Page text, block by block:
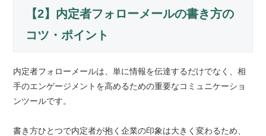
【2】内定者フォローメールの書き方の
コツ・ポイント
内定者フォローメールは、単に情報を伝達するだけでなく、相
手のエンゲージメントを高めるための重要なコミュニケーショ
ンツールです。
書き方ひとつで内定者が抱く企業の印象は大きく変わるため、